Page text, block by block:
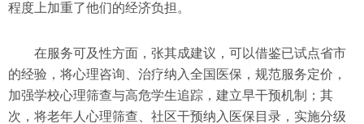
程度上加重了他们的经济负担。
在服务可及性方面，张其成建议，可以借鉴已试点省市
的经验，将心理咨询、治疗纳入全国医保，规范服务定价，
加强学校心理筛查与高危学生追踪，建立早干预机制；其
次，将老年人心理筛查、社区干预纳入医保目录，实施分级